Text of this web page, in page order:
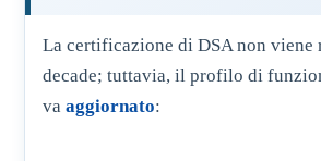
La certificazione di DSA non viene
decade; tuttavia, il profilo di
va aggiornato: